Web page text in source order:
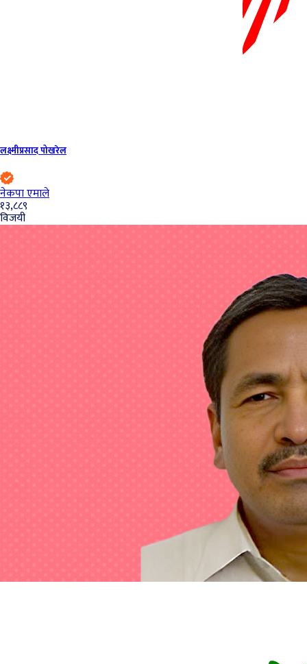
लक्ष्मीप्रसाद पोखरेल
नेकपा एमाले
१३,८८९
विजयी